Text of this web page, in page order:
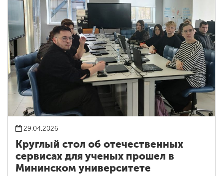
29.04.2026
Круглый стол об отечественных
сервисах для ученых прошел в
Мининском университете